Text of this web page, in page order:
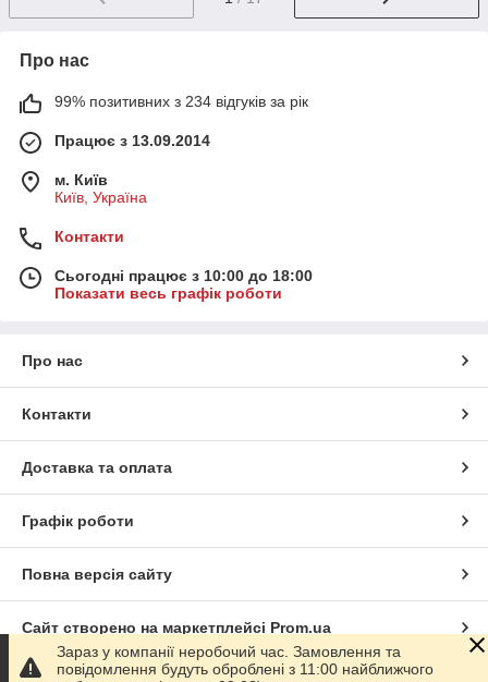
Про нас
99% позитивних з 234 відгуків за рік
Працює з 13.09.2014
м. Київ
Київ, Україна
Контакти
Сьогодні працює з 10:00 до 18:00
Показати весь графік роботи
Про нас
Контакти
Доставка та оплата
Графік роботи
Повна версія сайту
Сайт створено на маркетплейсі Prom.ua
Зараз у компанії неробочий час. Замовлення та
повідомлення будуть оброблені з 11:00 найближчого